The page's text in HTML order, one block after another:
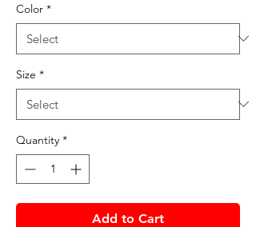
Color *
Size *
Quantity *
Add to Cart